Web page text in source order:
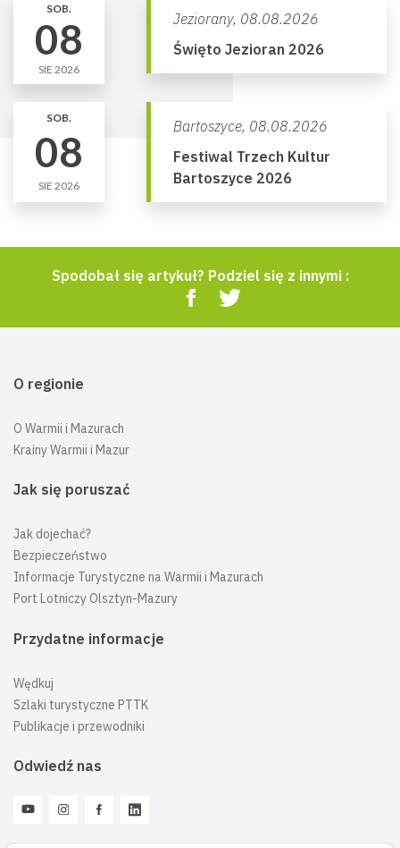
SOB.
08
SIE 2026
Jeziorany, 08.08.2026
Święto Jezioran 2026
SOB.
08
SIE 2026
Bartoszyce, 08.08.2026
Festiwal Trzech Kultur
Bartoszyce 2026
Spodobał się artykuł? Podziel się z innymi :
O regionie
O Warmii i Mazurach
Krainy Warmii i Mazur
Jak się poruszać
Jak dojechać?
Bezpieczeństwo
Informacje Turystyczne na Warmii i Mazurach
Port Lotniczy Olsztyn-Mazury
Przydatne informacje
Wędkuj
Szlaki turystyczne PTTK
Publikacje i przewodniki
Odwiedź nas